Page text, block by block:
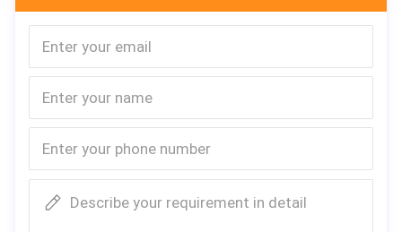
Describe your requirement in detail